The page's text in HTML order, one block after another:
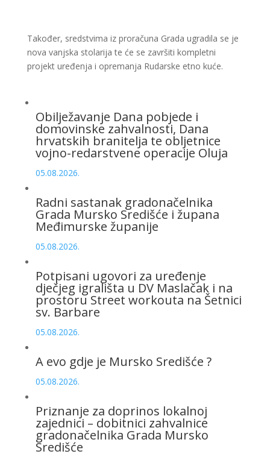
Također, sredstvima iz proračuna Grada ugradila se je
nova vanjska stolarija te će se završiti kompletni
projekt uređenja i opremanja Rudarske etno kuće.
Obilježavanje Dana pobjede i
domovinske zahvalnosti, Dana
hrvatskih branitelja te obljetnice
vojno-redarstvene operacije Oluja
05.08.2026.
Radni sastanak gradonačelnika
Grada Mursko Središće i župana
Međimurske županije
05.08.2026.
Potpisani ugovori za uređenje
dječjeg igrališta u DV Maslačak i na
prostoru Street workouta na Šetnici
sv. Barbare
05.08.2026.
A evo gdje je Mursko Središće ?
05.08.2026.
Priznanje za doprinos lokalnoj
zajednici – dobitnici zahvalnice
gradonačelnika Grada Mursko
Središće